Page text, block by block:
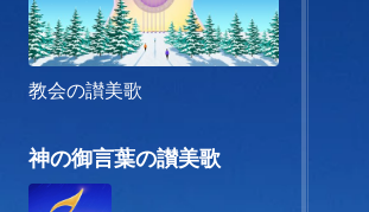
教会の讃美歌
神の御言葉の讃美歌